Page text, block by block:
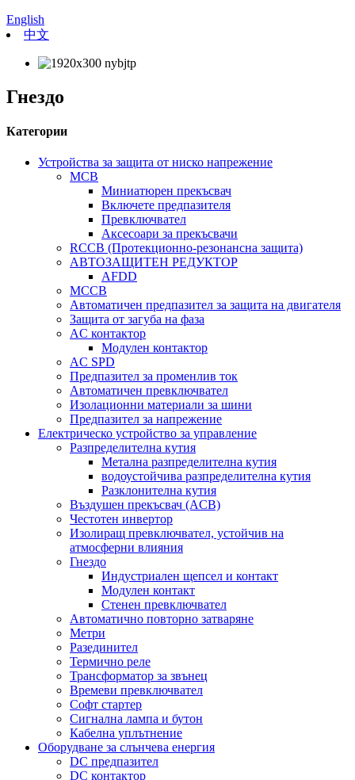
English
中文
Гнездо
Категории
Устройства за защита от ниско напрежение
MCB
Миниатюрен прекъсвач
Включете предпазителя
Превключвател
Аксесоари за прекъсвачи
RCCB (Протекционно-резонансна защита)
АВТОЗАЩИТЕН РЕДУКТОР
AFDD
MCCB
Автоматичен предпазител за защита на двигателя
Защита от загуба на фаза
AC контактор
Модулен контактор
AC SPD
Предпазител за променлив ток
Автоматичен превключвател
Изолационни материали за шини
Предпазител за напрежение
Електрическо устройство за управление
Разпределителна кутия
Метална разпределителна кутия
водоустойчива разпределителна кутия
Разклонителна кутия
Въздушен прекъсвач (ACB)
Честотен инвертор
Изолиращ превключвател, устойчив на
атмосферни влияния
Гнездо
Индустриален щепсел и контакт
Модулен контакт
Стенен превключвател
Автоматично повторно затваряне
Метри
Разединител
Термично реле
Трансформатор за звънец
Времеви превключвател
Софт стартер
Сигнална лампа и бутон
Кабелна уплътнение
Оборудване за слънчева енергия
DC предпазител
DC контактор